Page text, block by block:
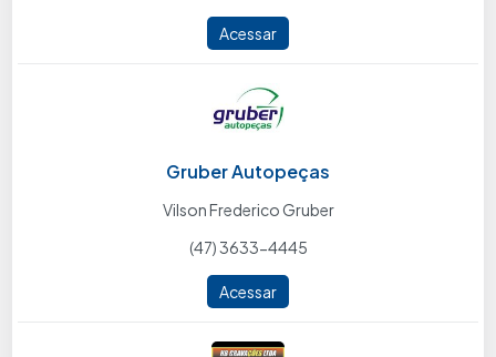
Acessar
Gruber Autopeças
Vilson Frederico Gruber
(47) 3633-4445
Acessar